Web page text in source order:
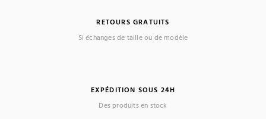
RETOURS GRATUITS
Si échanges de taille ou de modèle
EXPÉDITION SOUS 24H
Des produits en stock